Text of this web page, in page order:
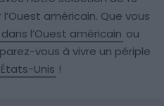
américain. Que vous
l’Ouest américain ou
vous à vivre un périple
États-Unis !